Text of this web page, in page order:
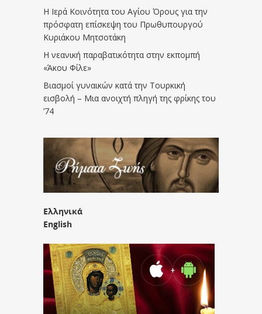
Η Ιερά Κοινότητα του Αγίου Όρους για την
πρόσφατη επίσκεψη του Πρωθυπουργού
Κυριάκου Μητσοτάκη
Η νεανική παραβατικότητα στην εκπομπή
«Άκου Φίλε»
Βιασμοί γυναικών κατά την Τουρκική
εισβολή – Μια ανοιχτή πληγή της φρίκης του
’74
Ελληνικά
English